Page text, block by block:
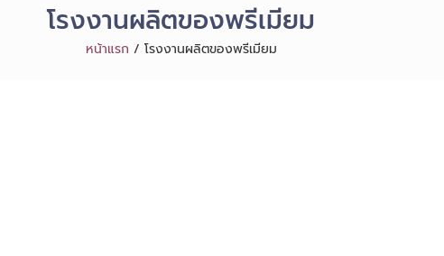
โรงงานผลิตของพรีเมียม
หน้าแรก / โรงงานผลิตของพรีเมียม